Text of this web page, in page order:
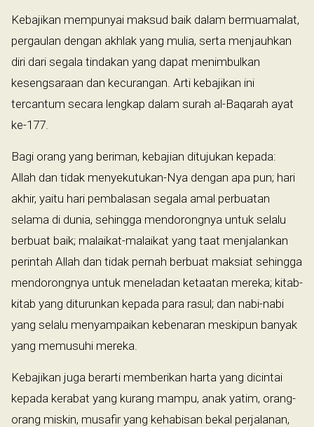
Kebajikan mempunyai maksud baik dalam bermuamalat,
pergaulan dengan akhlak yang mulia, serta menjauhkan
diri dari segala tindakan yang dapat menimbulkan
kesengsaraan dan kecurangan. Arti kebajikan ini
tercantum secara lengkap dalam surah al-Baqarah ayat
ke-177.
Bagi orang yang beriman, kebajian ditujukan kepada:
Allah dan tidak menyekutukan-Nya dengan apa pun; hari
akhir, yaitu hari pembalasan segala amal perbuatan
selama di dunia, sehingga mendorongnya untuk selalu
berbuat baik; malaikat-malaikat yang taat menjalankan
perintah Allah dan tidak pernah berbuat maksiat sehingga
mendorongnya untuk meneladan ketaatan mereka; kitab-
kitab yang diturunkan kepada para rasul; dan nabi-nabi
yang selalu menyampaikan kebenaran meskipun banyak
yang memusuhi mereka.
Kebajikan juga berarti memberikan harta yang dicintai
kepada kerabat yang kurang mampu, anak yatim, orang-
orang miskin, musafir yang kehabisan bekal perjalanan,